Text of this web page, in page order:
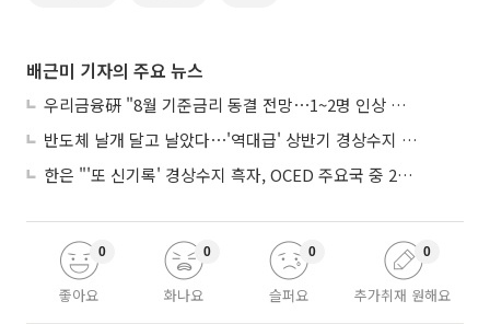
배근미 기자의 주요 뉴스
우리금융硏 "8월 기준금리 동결 전망⋯1~2명 인상 소수의견 낼 것"
반도체 날개 달고 날았다⋯'역대급' 상반기 경상수지 흑자 2000억달러 육박
한은 "'또 신기록' 경상수지 흑자, OCED 주요국 중 2위⋯반도체 수출 효과"
좋아요
0
화나요
0
슬퍼요
0
추가취재 원해요
0